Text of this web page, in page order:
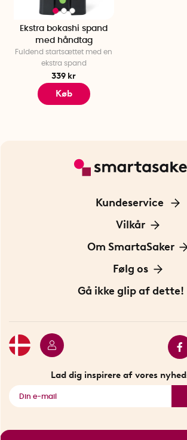
Ekstra bokashi spand
med håndtag
Fuldend startsættet med en
ekstra spand
339 kr
Køb
Kundeservice
Kontakt os
Vilkår
Information om cookies
Privatlivspolitik
Om SmartaSaker
Om os
Vores historie
Følg os
Opfindere
Gå ikke glip af dette!
Se alle smarte produkter
Lad dig inspirere af vores